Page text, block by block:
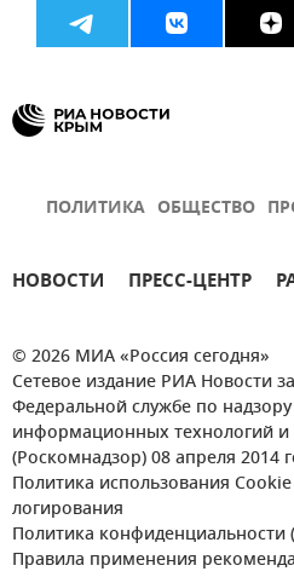
ПОЛИТИКА ОБЩЕСТВО
НОВОСТИ ПРЕСС-ЦЕНТР
© 2026 МИА «Россия сегодня»
Сетевое издание РИА Новости
Федеральной службе по
информационных технологий
(Роскомнадзор) 08 апреля 2014
Политика использования
логирования
Политика конфиденциальности
Правила применения